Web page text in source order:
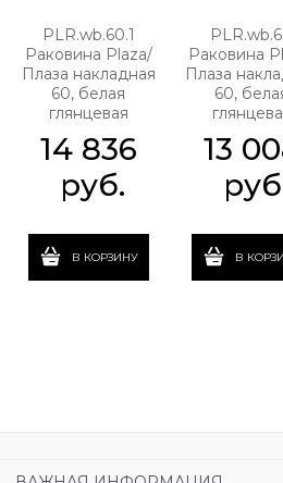
PLR.wb.60.1
Раковина Plaza/
Плаза накладная
60, белая
глянцевая
14 836
руб.
В КОРЗИНУ
Раковина
Плаза
60,
13
В